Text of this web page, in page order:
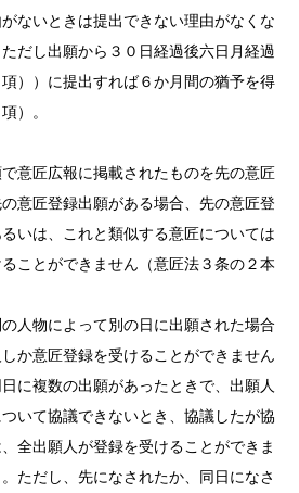
ないときは提出できない理由がなくな
だし出願から３０日経過後六日月経過
））に提出すれば６か月間の猶予を得
）。
意匠広報に掲載されたものを先の意匠
意匠登録出願がある場合、先の意匠登
いは、これと類似する意匠については
ことができません（意匠法３条の２本
人物によって別の日に出願された場合
か意匠登録を受けることができません
に複数の出願があったときで、出願人
いて協議できないとき、協議したが協
全出願人が登録を受けることができま
ただし、先になされたか、同日になさ